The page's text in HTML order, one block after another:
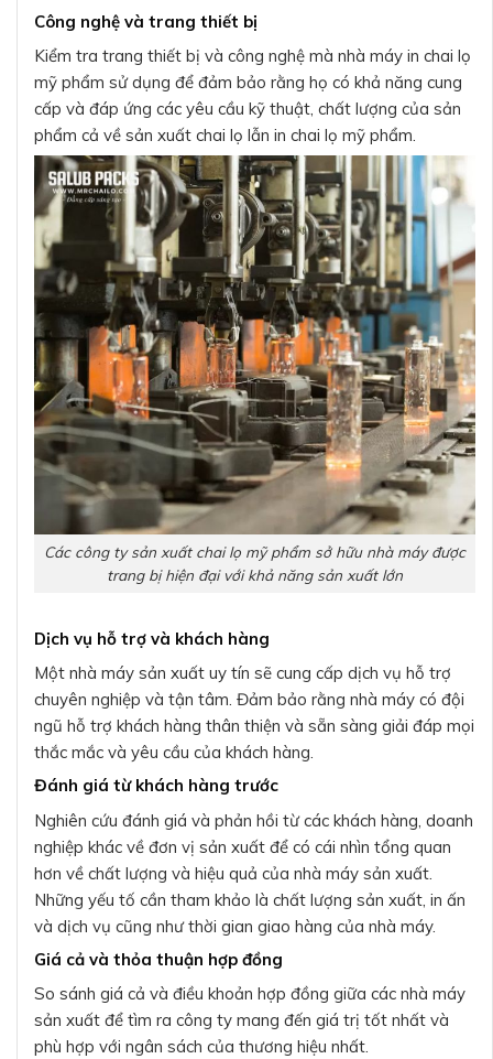
Công nghệ và trang thiết bị
Kiểm tra trang thiết bị và công nghệ mà nhà máy in chai lọ
mỹ phẩm sử dụng để đảm bảo rằng họ có khả năng cung
cấp và đáp ứng các yêu cầu kỹ thuật, chất lượng của sản
phẩm cả về sản xuất chai lọ lẫn in chai lọ mỹ phẩm.
Các công ty sản xuất chai lọ mỹ phẩm sở hữu nhà máy được
trang bị hiện đại với khả năng sản xuất lớn
Dịch vụ hỗ trợ và khách hàng
Một nhà máy sản xuất uy tín sẽ cung cấp dịch vụ hỗ trợ
chuyên nghiệp và tận tâm. Đảm bảo rằng nhà máy có đội
ngũ hỗ trợ khách hàng thân thiện và sẵn sàng giải đáp mọi
thắc mắc và yêu cầu của khách hàng.
Đánh giá từ khách hàng trước
Nghiên cứu đánh giá và phản hồi từ các khách hàng, doanh
nghiệp khác về đơn vị sản xuất để có cái nhìn tổng quan
hơn về chất lượng và hiệu quả của nhà máy sản xuất.
Những yếu tố cần tham khảo là chất lượng sản xuất, in ấn
và dịch vụ cũng như thời gian giao hàng của nhà máy.
Giá cả và thỏa thuận hợp đồng
So sánh giá cả và điều khoản hợp đồng giữa các nhà máy
sản xuất để tìm ra công ty mang đến giá trị tốt nhất và
phù hợp với ngân sách của thương hiệu nhất.